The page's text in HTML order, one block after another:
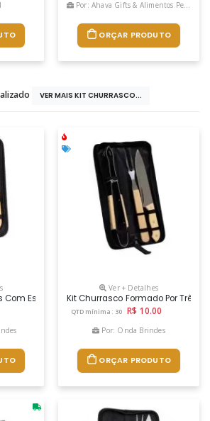
Por: Ahava Gifts & Alimentos Personalizados
ORÇAR PRODUTO
VER MAIS KIT CHURRASCO...
Com Estojo, Contém Faca E Garfo. Estojo Com
Ver + Detalhes
Kit Churrasco Formado Por Três
QTD mínima: 30 R$ 10.00
Por: Onda Brindes
ORÇAR PRODUTO